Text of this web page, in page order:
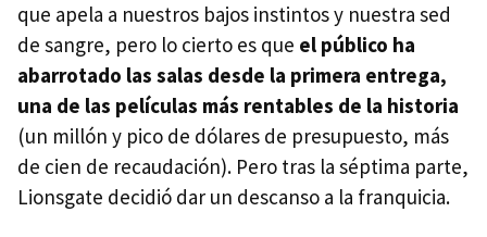
que apela a nuestros bajos instintos y nuestra sed
de sangre, pero lo cierto es que el público ha
abarrotado las salas desde la primera entrega,
una de las películas más rentables de la historia
(un millón y pico de dólares de presupuesto, más
de cien de recaudación). Pero tras la séptima parte,
Lionsgate decidió dar un descanso a la franquicia.